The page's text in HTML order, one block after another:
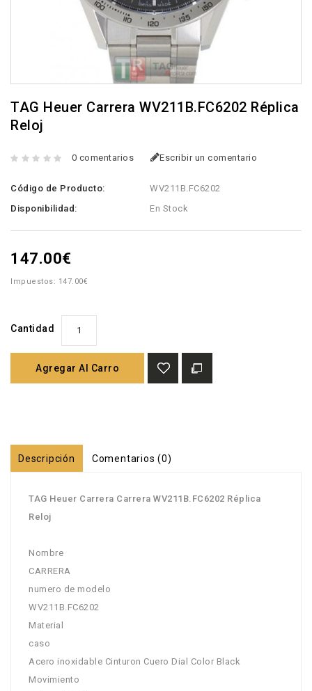
TAG Heuer Carrera WV211B.FC6202 Réplica
Reloj
0 comentarios Escribir un comentario
Código de Producto:
WV211B.FC6202
Disponibilidad:
En Stock
147.00€
Impuestos: 147.00€
Cantidad
Agregar Al Carro
Descripción Comentarios (0)
TAG Heuer Carrera Carrera WV211B.FC6202 Réplica
Reloj
Nombre
CARRERA
numero de modelo
WV211B.FC6202
Material
caso
Acero inoxidable Cinturon Cuero Dial Color Black
Movimiento